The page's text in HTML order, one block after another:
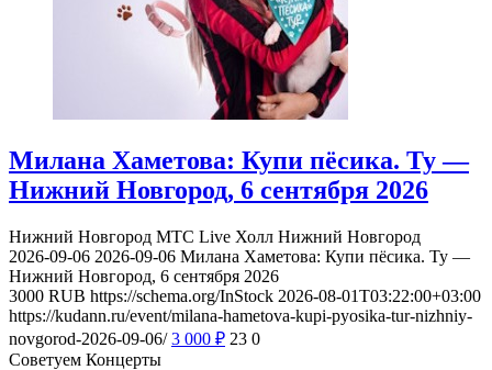
Милана Хаметова: Купи пёсика. Ту —
Нижний Новгород, 6 сентября 2026
Нижний Новгород МТС Live Холл Нижний Новгород
2026-09-06 2026-09-06 Милана Хаметова: Купи пёсика. Ту —
Нижний Новгород, 6 сентября 2026
3000 RUB https://schema.org/InStock 2026-08-01T03:22:00+03:00
https://kudann.ru/event/milana-hametova-kupi-pyosika-tur-nizhniy-
novgorod-2026-09-06/ 3 000 ₽ 23 0
Советуем Концерты